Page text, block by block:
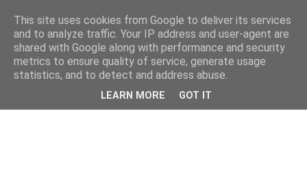
This site uses cookies from Google to deliver its services
and to analyze traffic. Your IP address and user-agent are
shared with Google along with performance and security
metrics to ensure quality of service, generate usage
statistics, and to detect and address abuse.
LEARN MORE GOT IT